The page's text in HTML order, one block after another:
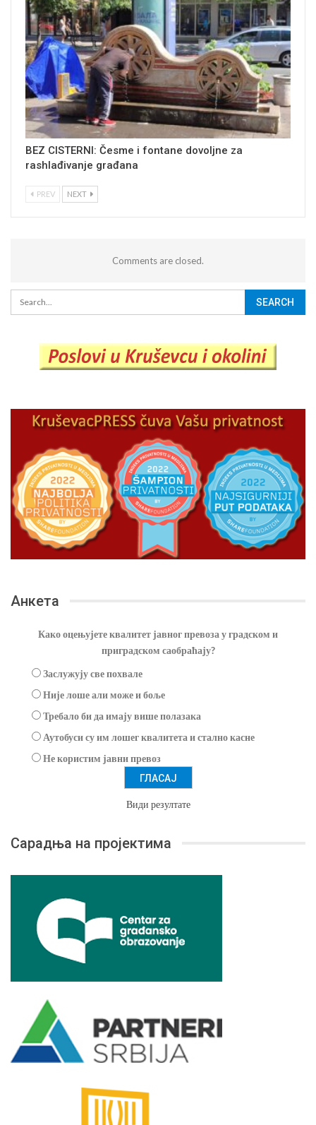
BEZ CISTERNI: Česme i fontane dovoljne za
rashlađivanje građana
PREV NEXT
Comments are closed.
Анкета
Како оцењујете квалитет јавног превоза у градском и
приградском саобраћају?
Заслужују све похвале
Није лоше али може и боље
Требало би да имају више полазака
Аутобуси су им лошег квалитета и стално касне
Не користим јавни превоз
Види резултате
Сарадња на пројектима